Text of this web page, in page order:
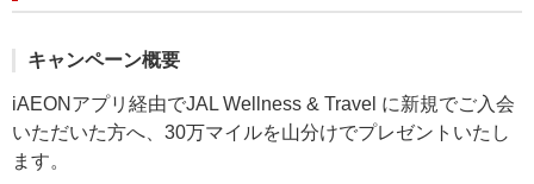
キャンペーン概要
iAEONアプリ経由でJAL Wellness & Travel に新規でご入会
いただいた方へ、30万マイルを山分けでプレゼントいたし
ます。